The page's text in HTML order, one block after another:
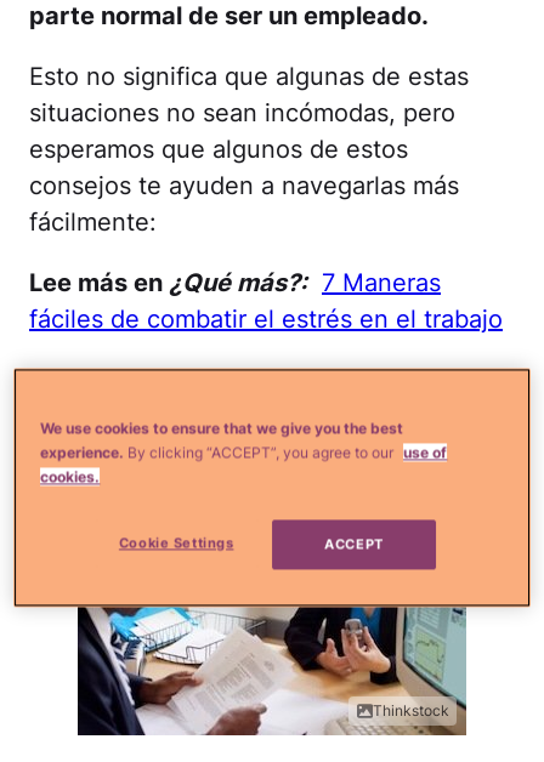
parte normal de ser un empleado.
Esto no significa que algunas de estas
situaciones no sean incómodas, pero
esperamos que algunos de estos
consejos te ayuden a navegarlas más
fácilmente:
Lee más en ¿Qué más?: 7 Maneras
fáciles de combatir el estrés en el trabajo
Cómo pedir un aumento de
sueldo
Thinkstock
We use cookies to ensure that we give you the best
experience. By clicking “ACCEPT”, you agree to our use of
cookies.
Cookie Settings ACCEPT